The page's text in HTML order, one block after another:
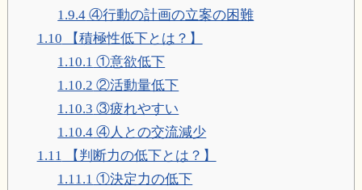
1.9.4 ④行動の計画の立案の困難
1.10 【積極性低下とは？】
1.10.1 ①意欲低下
1.10.2 ②活動量低下
1.10.3 ③疲れやすい
1.10.4 ④人との交流減少
1.11 【判断力の低下とは？】
1.11.1 ①決定力の低下